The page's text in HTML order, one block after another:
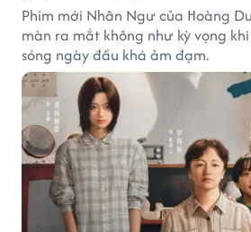
Phim mới Nhân Ngư của Hoàng
màn ra mắt không như kỳ vọng
sóng ngày đầu khá ảm đạm.